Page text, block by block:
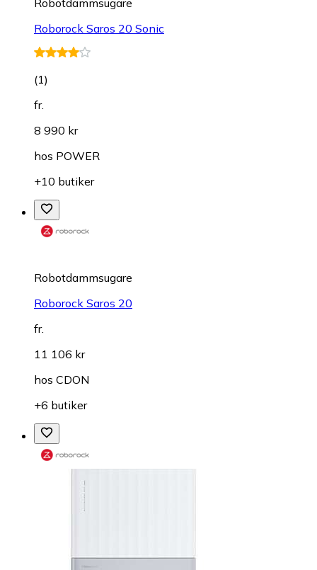
Robotdammsugare
Roborock Saros 20 Sonic
(1)
fr.
8 990 kr
hos POWER
+10 butiker
Robotdammsugare
Roborock Saros 20
fr.
11 106 kr
hos CDON
+6 butiker